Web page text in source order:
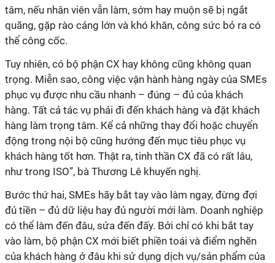
tâm, nếu nhân viên vẫn làm, sớm hay muộn sẽ bị ngắt
quãng, gặp rào cảng lớn và khó khăn, công sức bỏ ra có
thể công cốc.
Tuy nhiên, có bộ phận CX hay không cũng không quan
trọng. Miễn sao, công việc vận hành hàng ngày của SMEs
phục vụ được nhu cầu nhanh – đúng – đủ của khách
hàng. Tất cả tác vụ phải đi đến khách hàng và đặt khách
hàng làm trọng tâm. Kể cả những thay đổi hoặc chuyển
động trong nội bộ cũng hướng đến mục tiêu phục vụ
khách hàng tốt hơn. Thật ra, tinh thần CX đã có rất lâu,
như trong ISO”, bà Thương Lê khuyến nghị.
Bước thứ hai, SMEs hãy bắt tay vào làm ngay, đừng đợi
đủ tiền – đủ dữ liệu hay đủ người mới làm. Doanh nghiệp
có thể làm đến đâu, sửa đến đấy. Bởi chỉ có khi bắt tay
vào làm, bộ phận CX mới biết phiền toái và điểm nghẽn
của khách hàng ở đâu khi sử dụng dịch vụ/sản phẩm của